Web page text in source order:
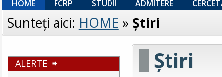
HOME FCRP STUDII ADMITERE
Sunteţi aici: HOME » Ştiri
ALERTE Ştiri